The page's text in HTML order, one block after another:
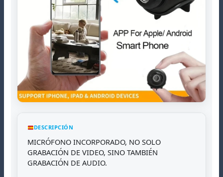
DESCRIPCIÓN
MICRÓFONO INCORPORADO, NO SOLO
GRABACIÓN DE VIDEO, SINO TAMBIÉN
GRABACIÓN DE AUDIO.